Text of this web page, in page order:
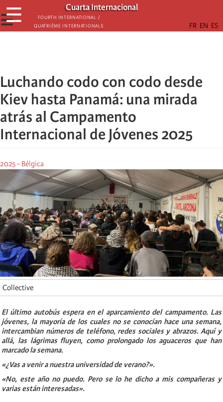
Skip
to
main
Cuarta Internacional
Fourth International /
Quatrième internationale
☰
☰
Luchando codo con codo desde
Kiev hasta Panamá: una mirada
atrás al Campamento
Internacional de Jóvenes 2025
2025 - Bélgica
Collective
El último autobús espera en el aparcamiento del campamento. Las
jóvenes, la mayoría de los cuales no se conocían hace una semana,
intercambian números de teléfono, redes sociales y abrazos. Aquí y
allá, las lágrimas fluyen, como prolongado los aguaceros que han
marcado la semana.
«¿Vas a venir a nuestra universidad de verano?».
«No, este año no puedo. Pero se lo he dicho a mis compañeras y
varias están interesadas».